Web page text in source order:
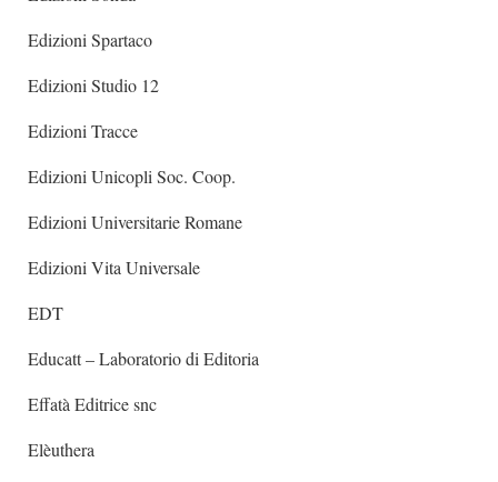
Edizioni Spartaco
Edizioni Studio 12
Edizioni Tracce
Edizioni Unicopli Soc. Coop.
Edizioni Universitarie Romane
Edizioni Vita Universale
EDT
Educatt – Laboratorio di Editoria
Effatà Editrice snc
Elèuthera